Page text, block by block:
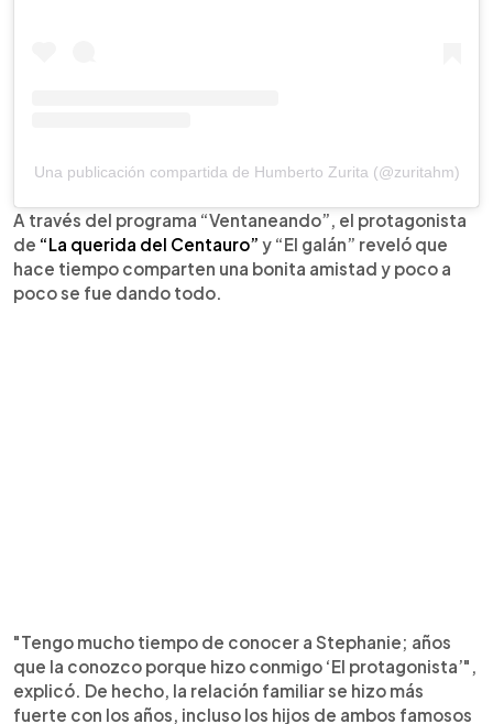
Una publicación compartida de Humberto Zurita (@zuritahm)
A través del programa “Ventaneando”, el protagonista
de “La querida del Centauro” y “El galán” reveló que
hace tiempo comparten una bonita amistad y poco a
poco se fue dando todo.
"Tengo mucho tiempo de conocer a Stephanie; años
que la conozco porque hizo conmigo ‘El protagonista’",
explicó. De hecho, la relación familiar se hizo más
fuerte con los años, incluso los hijos de ambos famosos